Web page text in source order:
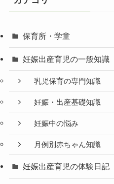
保育所・学童
妊娠出産育児の一般知識
乳児保育の専門知識
妊娠・出産基礎知識
妊娠中の悩み
月例別赤ちゃん知識
妊娠出産育児の体験日記